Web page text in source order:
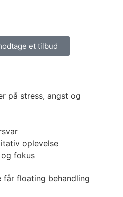
et tilbud
på stress, angst og
oplevelse
fokus